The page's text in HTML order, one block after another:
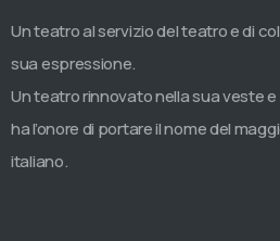
Un teatro al servizio del teatro e di
sua espressione.
Un teatro rinnovato nella sua veste
ha l’onore di portare il nome del
italiano.